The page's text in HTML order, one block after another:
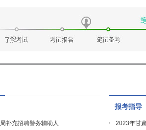
补充招聘警务辅助人
报考指导
2023年甘